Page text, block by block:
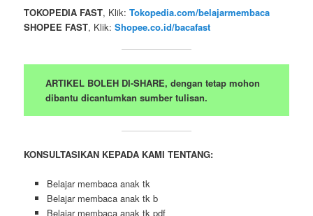
TOKOPEDIA FAST, Klik:Tokopedia.com/belajarmembaca
SHOPEE FAST, Klik:Shopee.co.id/bacafast
ARTIKEL BOLEH DI-SHARE, dengan tetap mohon
dibantu dicantumkan sumber tulisan.
KONSULTASIKAN KEPADA KAMI TENTANG:
Belajar membaca anak tk
Belajar membaca anak tk b
Belajar membaca anak tk pdf